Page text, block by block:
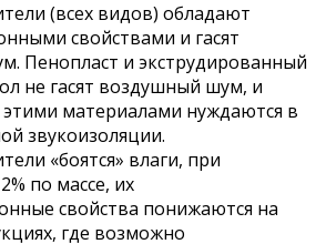
(всех видов) обладают
свойствами и гасят
Пенопласт и экструдированный
не гасят воздушный шум, и
этими материалами нуждаются в
звукоизоляции.
«боятся» влаги, при
по массе, их
свойства понижаются на
где возможно